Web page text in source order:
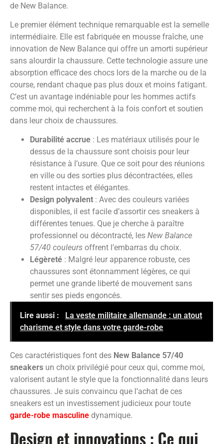
de New Balance.
Le premier élément technique remarquable est la semelle
intermédiaire. Elle est fabriquée en mousse fraîche, une
innovation de New Balance qui offre un amorti supérieur
sans alourdir la chaussure. Cette technologie assure une
absorption efficace des chocs lors de la marche ou de la
course, rendant chaque pas plus doux et moins fatigant.
C’est un avantage indéniable pour les hommes actifs
comme moi, qui recherchent à la fois confort et soutien
dans leur choix de chaussures.
Durabilité accrue : Les matériaux utilisés pour le
dessus de la chaussure sont choisis pour leur
résistance à l’usure. Que ce soit pour des réunions
en ville ou des sorties plus décontractées, elles
restent intactes et élégantes.
Design polyvalent : Avec des couleurs variées
disponibles, il est facile d’assortir ces sneakers à
différentes tenues. Que je cherche à paraître
professionnel ou décontracté, les New Balance
57/40 couleurs offrent l’embarras du choix.
Légèreté : Malgré leur apparence robuste, ces
chaussures sont étonnamment légères, ce qui
permet une grande liberté de mouvement sans
sentir ses pieds engoncés.
Lire aussi :
La veste militaire allemande : un atout
charisme et style dans votre garde-robe
Ces caractéristiques font des New Balance 57/40
sneakers un choix privilégié pour ceux qui, comme moi,
valorisent autant le style que la fonctionnalité dans leurs
chaussures. Je suis convaincu que l’achat de ces
sneakers est un investissement judicieux pour toute
garde-robe masculine dynamique.
Design et innovations : Ce qui